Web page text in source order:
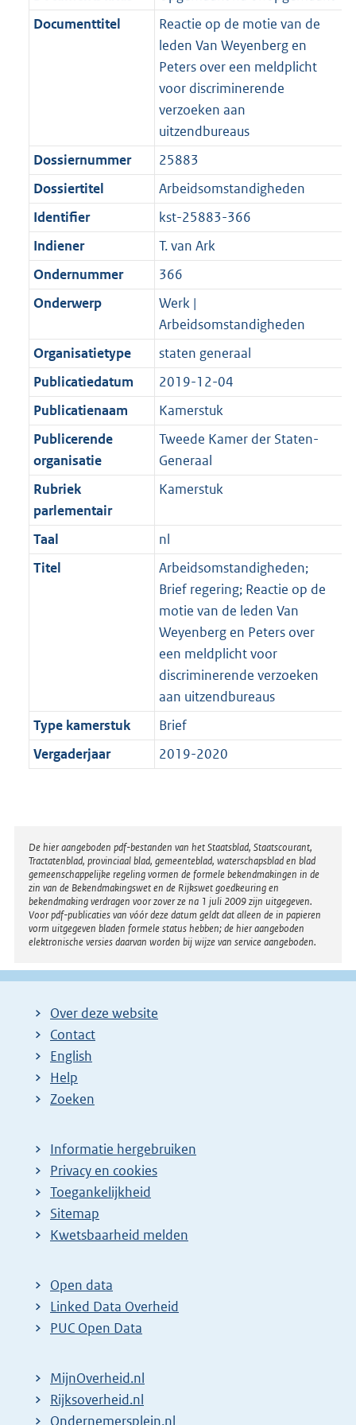
f
n
t
i
a
t
b
e
a
a
t
K
r
o
o
t
t
e
:
K
b
g
o
o
t
t
e
2
K
b
Documenttitel
Reactie op de motie van de
leden Van Weyenberg en
Peters over een meldplicht
voor discriminerende
verzoeken aan
uitzendbureaus
Dossiernummer
25883
Dossiertitel
Arbeidsomstandigheden
Identifier
kst-25883-366
Indiener
T. van Ark
Ondernummer
366
Onderwerp
Werk |
Arbeidsomstandigheden
Organisatietype
staten generaal
Publicatiedatum
2019-12-04
Publicatienaam
Kamerstuk
Publicerende
organisatie
Tweede Kamer der Staten-
Generaal
Rubriek
parlementair
Kamerstuk
Taal
nl
Titel
Arbeidsomstandigheden;
Brief regering; Reactie op de
motie van de leden Van
Weyenberg en Peters over
een meldplicht voor
discriminerende verzoeken
aan uitzendbureaus
Type kamerstuk
Brief
Vergaderjaar
2019-2020
Disclaimer
De hier aangeboden pdf-bestanden van het Staatsblad, Staatscourant,
Tractatenblad, provinciaal blad, gemeenteblad, waterschapsblad en blad
gemeenschappelijke regeling vormen de formele bekendmakingen in de
zin van de Bekendmakingswet en de Rijkswet goedkeuring en
bekendmaking verdragen voor zover ze na 1 juli 2009 zijn uitgegeven.
Voor pdf-publicaties van vóór deze datum geldt dat alleen de in papieren
vorm uitgegeven bladen formele status hebben; de hier aangeboden
elektronische versies daarvan worden bij wijze van service aangeboden.
Over deze website
Contact
English
Help
Zoeken
Informatie hergebruiken
Privacy en cookies
Toegankelijkheid
Sitemap
Kwetsbaarheid melden
Open data
Linked Data Overheid
PUC Open Data
MijnOverheid.nl
Rijksoverheid.nl
Ondernemersplein.nl